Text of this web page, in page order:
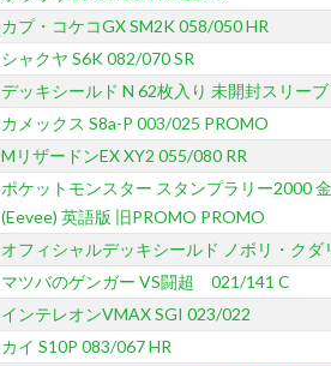
カプ・コケコGX SM2K 058/050 HR
シャクヤ S6K 082/070 SR
デッキシールド N 62枚入り 未開封スリーブ
カメックス S8a-P 003/025 PROMO
MリザードンEX XY2 055/080 RR
ポケットモンスター スタンプラリー2000
(Eevee) 英語版 旧PROMO PROMO
オフィシャルデッキシールド ノボリ・ク
マツバのゲンガー VS闘超 021/141 C
インテレオンVMAX SGI 023/022
カイ S10P 083/067 HR